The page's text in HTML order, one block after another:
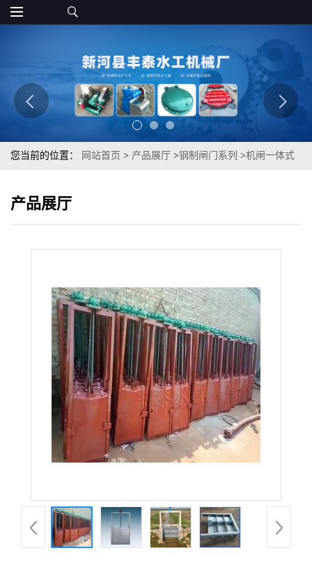
您当前的位置： 网站首页 > 产品展厅 >钢制闸门系列 >机闸一体式
产品展厅